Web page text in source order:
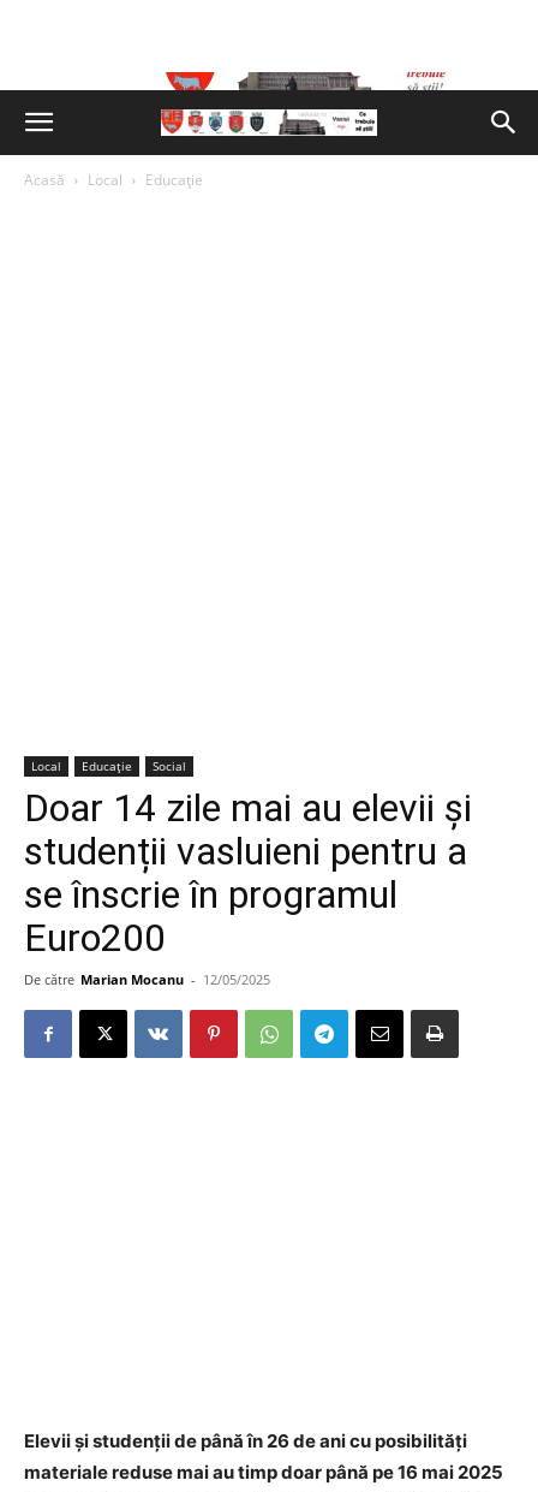
Acasă Local Educație
Local Educație Social
Doar 14 zile mai au elevii și
studenții vasluieni pentru a
se înscrie în programul
Euro200
De către Marian Mocanu - 12/05/2025
Elevii și studenții de până în 26 de ani cu posibilități
materiale reduse mai au timp doar până pe 16 mai 2025